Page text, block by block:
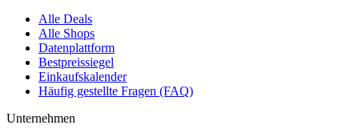
Alle Deals
Alle Shops
Datenplattform
Bestpreissiegel
Einkaufskalender
Häufig gestellte Fragen (FAQ)
Unternehmen